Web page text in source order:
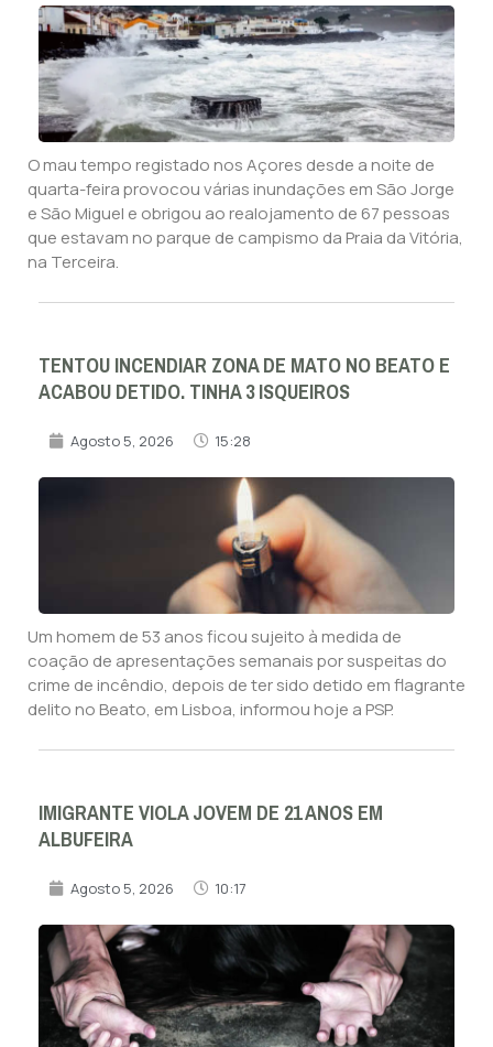
O mau tempo registado nos Açores desde a noite de
quarta-feira provocou várias inundações em São Jorge
e São Miguel e obrigou ao realojamento de 67 pessoas
que estavam no parque de campismo da Praia da Vitória,
na Terceira.
TENTOU INCENDIAR ZONA DE MATO NO BEATO E
ACABOU DETIDO. TINHA 3 ISQUEIROS
Agosto 5, 2026 15:28
Um homem de 53 anos ficou sujeito à medida de
coação de apresentações semanais por suspeitas do
crime de incêndio, depois de ter sido detido em flagrante
delito no Beato, em Lisboa, informou hoje a PSP.
IMIGRANTE VIOLA JOVEM DE 21 ANOS EM
ALBUFEIRA
Agosto 5, 2026 10:17